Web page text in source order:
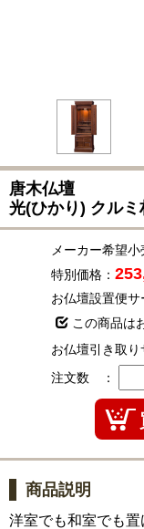
唐木仏壇
光(ひかり) クルミ
メーカー希望小
特別価格：
お仏壇設置便サ
この商品は
お仏壇引き取り
注文数 ：
商品説明
洋室でも和室でも